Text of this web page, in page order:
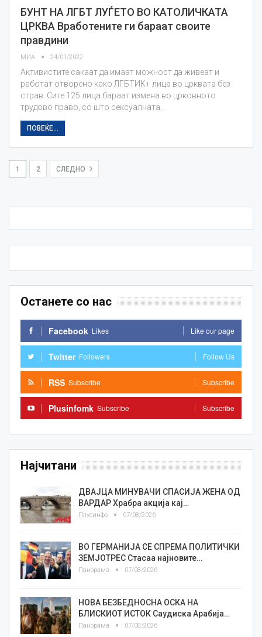
БУНТ НА ЛГБТ ЛУЃЕТО ВО КАТОЛИЧКАТА
ЦРКВА Вработените ги бараат своите
правдини
МИА 24/01/2022
Активистите сакаат да имаат можност да живеат и
работат отворено како ЛГБТИК+ лица во црквата без
страв. Сите 125 лица бараат измена во црковното
трудово право, со што сексуалната…
ПОВЕЌЕ...
1 2 СЛЕДНО
Останете со нас
Facebook Likes Like our page
Twitter Followers Follow Us
RSS Subscribe Subscribe
Plusinfomk Subscribe Subscribe
Најчитани
ДВАЈЦА МИНУВАЧИ СПАСИЈА ЖЕНА ОД
ВАРДАР Храбра акција кај…
Плусинфо 07/08/2026
ВО ГЕРМАНИЈА СЕ СПРЕМА ПОЛИТИЧКИ
ЗЕМЈОТРЕС Стасаа најновите…
Панорама 07/08/2026
НОВА БЕЗБЕДНОСНА ОСКА НА
БЛИСКИОТ ИСТОК Саудиска Арабија…
Панорама 07/08/2026